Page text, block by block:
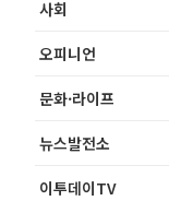
사회
오피니언
문화·라이프
뉴스발전소
이투데이TV